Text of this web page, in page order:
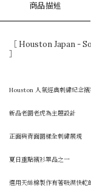
商品描述
［ Houston Japan -
］
Houston 人氣經典刺繡紀念
新品老圖老虎為主題設計
正面與背面圖樣全刺繡展現
夏日重點襯衫單品之一
選用天絲棉製作有著吸濕快乾